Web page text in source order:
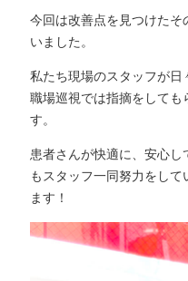
今回は改善点を見つけた
いました。
私たち現場のスタッフが日
職場巡視では指摘をして
す。
患者さんが快適に、安心
もスタッフ一同努力をし
ます！